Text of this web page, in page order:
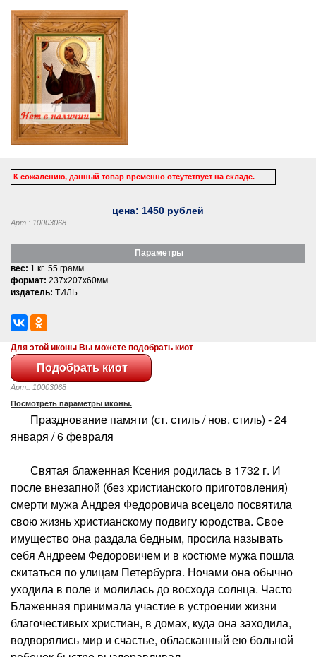
К сожалению, данный товар временно отсутствует на складе.
цена: 1450 рублей
Арт.: 10003068
Параметры
вес: 1 кг 55 грамм
формат: 237x207x60мм
издатель: ТИЛЬ
Для этой иконы Вы можете подобрать киот
Арт.: 10003068
Посмотреть параметры иконы.
Празднование памяти (ст. стиль / нов. стиль) - 24
января / 6 февраля
Святая блаженная Ксения родилась в 1732 г. И
после внезапной (без христианского приготовления)
смерти мужа Андрея Федоровича всецело посвятила
свою жизнь христианскому подвигу юродства. Свое
имущество она раздала бедным, просила называть
себя Андреем Федоровичем и в костюме мужа пошла
скитаться по улицам Петербурга. Ночами она обычно
уходила в поле и молилась до восхода солнца. Часто
Блаженная принимала участие в устроении жизни
благочестивых христиан, в домах, куда она заходила,
водворялись мир и счастье, обласканный ею больной